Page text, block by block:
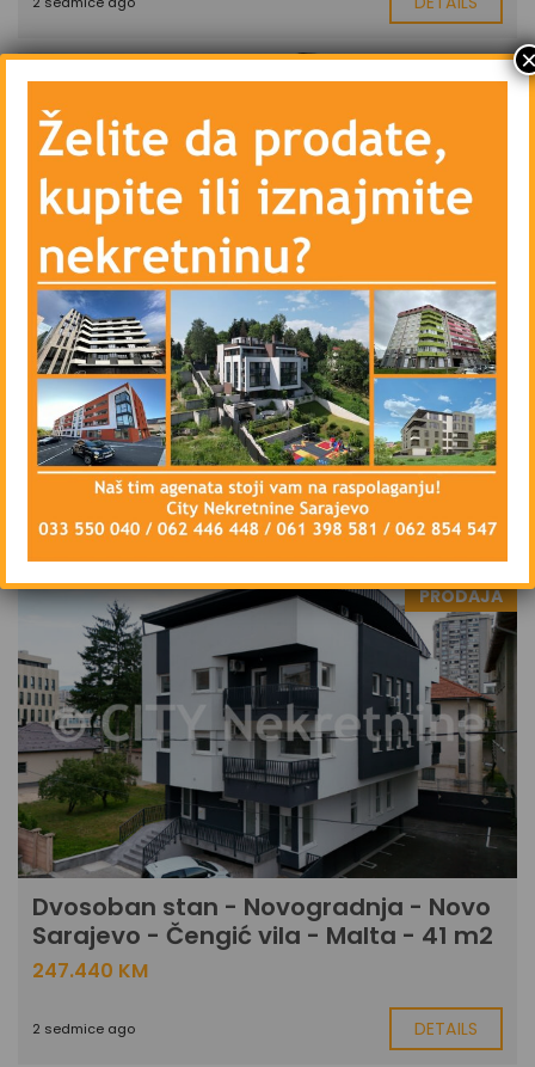
PRODAJA
Trosoban stan - Novogradnja - Novo
Sarajevo - Čengić vila - Malta - 53 m2
323.700 KM
DETAILS
PRODAJA
Dvosoban stan - Novogradnja - Novo
Sarajevo - Čengić vila - Malta - 41 m2
247.440 KM
2 sedmice ago DETAILS